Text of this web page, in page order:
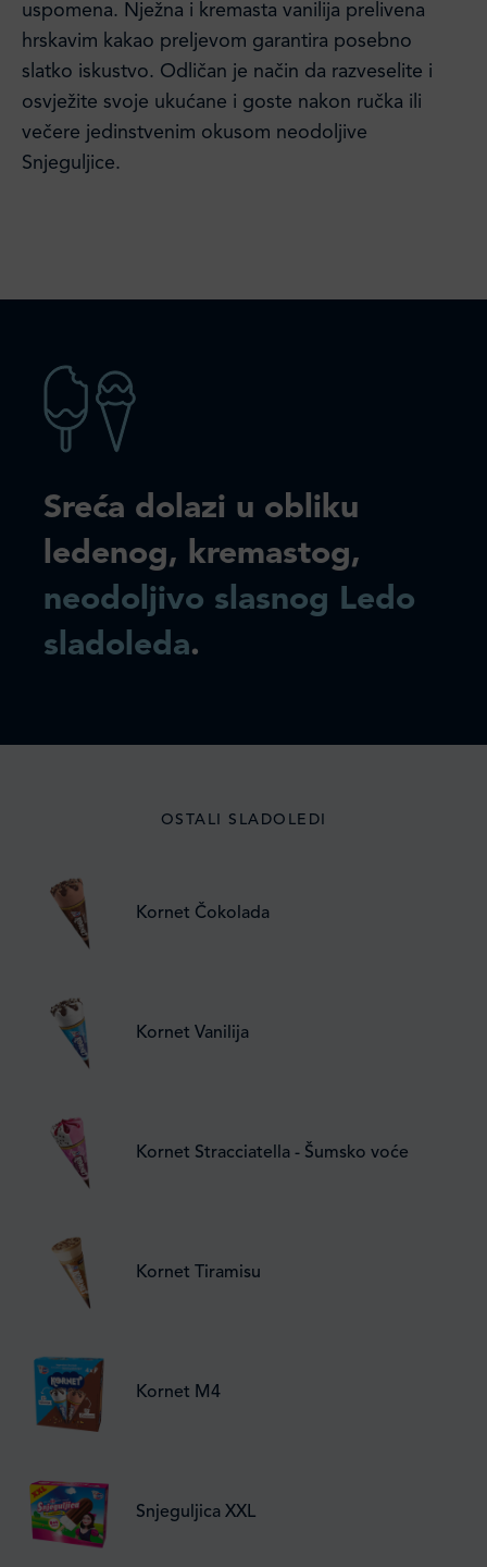
uspomena. Nježna i kremasta vanilija prelivena
hrskavim kakao preljevom garantira posebno
slatko iskustvo. Odličan je način da razveselite i
osvježite svoje ukućane i goste nakon ručka ili
večere jedinstvenim okusom neodoljive
Snjeguljice.
Sreća dolazi u obliku
ledenog, kremastog,
neodoljivo slasnog Ledo
sladoleda.
OSTALI SLADOLEDI
Kornet Čokolada
Kornet Vanilija
Kornet Stracciatella - Šumsko voće
Kornet Tiramisu
Kornet M4
Snjeguljica XXL